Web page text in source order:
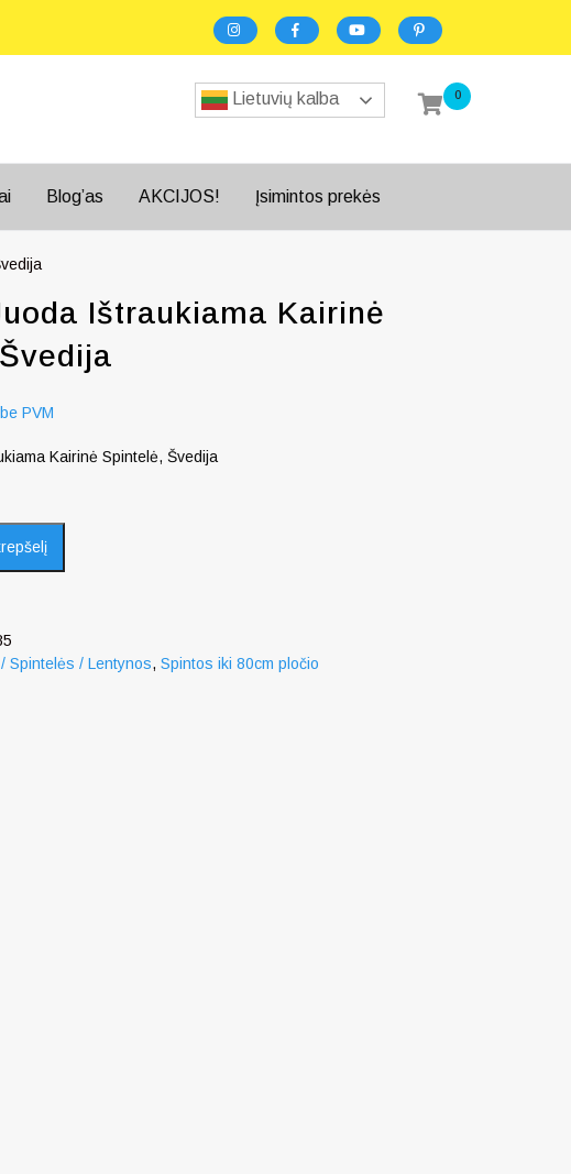
Lietuvių kalba 0
Blog’as AKCIJOS! Įsimintos prekės
Ištraukiama Kairinė
PVM
Kairinė Spintelė, Švedija
Spintelės / Lentynos,Spintos iki 80cm pločio